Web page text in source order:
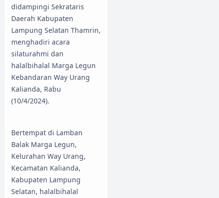
didampingi Sekrataris
Daerah Kabupaten
Lampung Selatan Thamrin,
menghadiri acara
silaturahmi dan
halalbihalal Marga Legun
Kebandaran Way Urang
Kalianda, Rabu
(10/4/2024).
Bertempat di Lamban
Balak Marga Legun,
Kelurahan Way Urang,
Kecamatan Kalianda,
Kabupaten Lampung
Selatan, halalbihalal